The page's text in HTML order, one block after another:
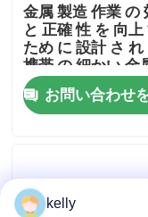
私達について
工場旅行
金属 製造 作業 の
と 正確 性 を 向上
ため に 設計 さ れ
携帯 の 細かい 金
の 折りたたみ ツ
お問い合わせ
kelly